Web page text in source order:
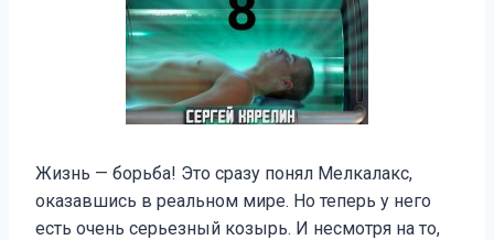
Жизнь — борьба! Это сразу понял Мелкалакс,
оказавшись в реальном мире. Но теперь у него
есть очень серьезный козырь. И несмотря на то,